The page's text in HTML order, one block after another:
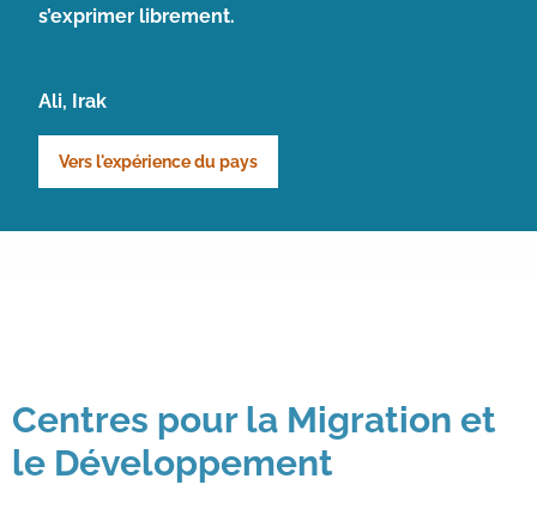
s’exprimer librement.
Ali, Irak
Vers l'expérience du pays
Centres pour la Migration et
le Développement